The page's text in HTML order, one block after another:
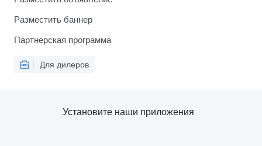
Разместить баннер
Партнерская программа
Для дилеров
Установите наши приложения